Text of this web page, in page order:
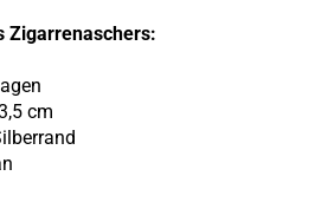
Zigarrenaschers:
cm